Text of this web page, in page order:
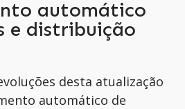
automático
e distribuição
desta atualização
automático de